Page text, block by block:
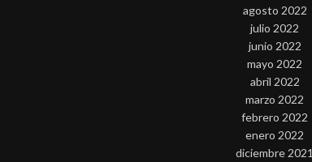
agosto 2022
julio 2022
junio 2022
mayo 2022
abril 2022
marzo 2022
febrero 2022
enero 2022
diciembre 2021